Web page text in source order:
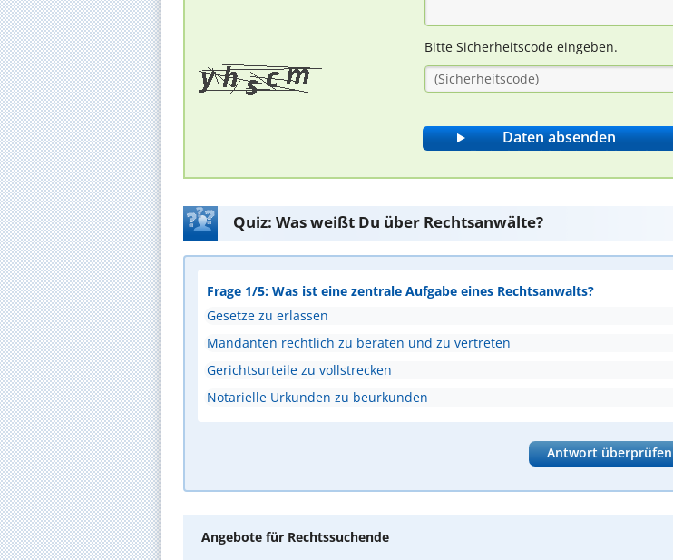
Bitte Sicherheitscode eingeben.
Quiz: Was weißt Du über Rechtsanwälte?
Frage 1/5: Was ist eine zentrale Aufgabe eines Rechtsanwalts?
Gesetze zu erlassen
Mandanten rechtlich zu beraten und zu vertreten
Gerichtsurteile zu vollstrecken
Notarielle Urkunden zu beurkunden
Antwort überprüfen
Angebote für Rechtssuchende